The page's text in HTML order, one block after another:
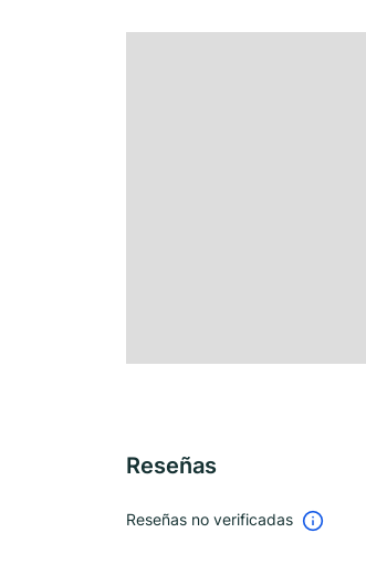
Reseñas
Reseñas no verificadas